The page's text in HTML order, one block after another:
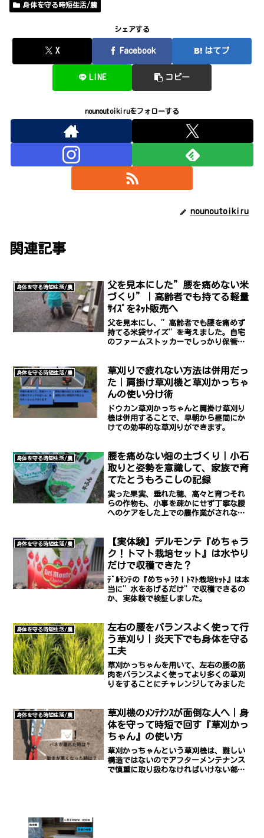
身体を守る時短生活/農
シェアする
X Facebook はてブ
LINE コピー
nounoutoikiruをフォローする
nounoutoikiru
関連記事
身体を守る時短生活/農
父を見本にした”腰を痛めない米
づくり”｜高齢者でも持てる軽量
ｻｲｽﾞをﾈｯﾄ販売へ
父を見本にし、”高齢者でも腰を痛めず
持てる米袋サイズ”を考えました。自宅
のファームストッカーでしっかり保管し
身体を守る時短生活/農
草刈りで疲れない方法は併用だっ
た｜肩掛け草刈機と草刈かっちゃ
んの使い分け術
ドウカン草刈かっちゃんと肩掛け草刈り
機は併用することで、早朝から昼間にか
けての効率的な草刈りができます。
身体を守る時短生活/農
腰を痛めない畑の土づくり｜小石
取りと姿勢を意識して、家族で育
てたとうもろこしの記録
実った果実、垂れた穂、高々と育つそれ
らの作物も、小事を疎かにせず丁寧な腰
へのケアをした上での農作業がされなけ
身体を守る時短生活/農
【実体験】デルモンテ『めちゃラ
ク！トマト栽培セット』は水やり
だけで収穫できた？
ﾃﾞﾙﾓﾝﾃの『めちゃﾗｸ！ﾄﾏﾄ栽培ｾｯﾄ』は本
当に”水をあげるだけ”で収穫できるの
か、実体験で検証しました。
身体を守る時短生活/農
左右の腰をバランスよく使って行
う草刈り｜炎天下でも身体を守る
工夫
草刈かっちゃんを用いて、左右の腰の筋
肉をバランスよく使ってより多くの草刈
りをすることにチャレンジしてみました
身体を守る時短生活/農
草刈機のﾒﾝﾃﾅﾝｽが面倒な人へ｜身
体を守って時短で回す『草刈かっ
ちゃん』の使い方
草刈かっちゃんという草刈機は、難しい
構造ではないのでアフターメンテナンス
で慎重に取り扱わなければいけない部分